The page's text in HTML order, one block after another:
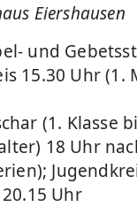
Eiershausen
und
15.30 Uhr (1.
(1. Klasse
18 Uhr
Uhr